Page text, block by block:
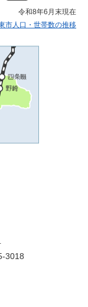
令和8年6月末現在
市人口・世帯数の推移
3018